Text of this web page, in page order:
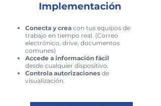
Implementación
Conecta y crea con tus equipos de
trabajo en tiempo real. (Correo
electrónico, drive, documentos
comunes)
Accede a información fácil
desde cualquier dispositivo.
Controla autorizaciones de
visualización.